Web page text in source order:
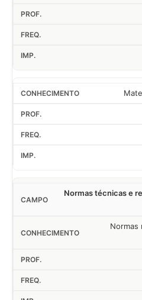
Normas técnicas e
Normas